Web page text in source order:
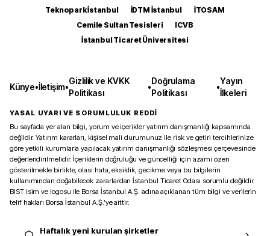
Teknopark İstanbul
İDTM İstanbul
İTOSAM
Cemile Sultan Tesisleri
ICVB
İstanbul Ticaret Üniversitesi
Künye•İletişim•
Gizlilik ve KVKK
Politikası
•
Doğrulama
Politikası
•
Yayın
İlkeleri
YASAL UYARI VE SORUMLULUK REDDİ
Bu sayfada yer alan bilgi, yorum ve içerikler yatırım danışmanlığı kapsamında
değildir. Yatırım kararları, kişisel mali durumunuz ile risk ve getiri tercihlerinize
göre yetkili kurumlarla yapılacak yatırım danışmanlığı sözleşmesi çerçevesinde
değerlendirilmelidir. İçeriklerin doğruluğu ve güncelliği için azami özen
gösterilmekle birlikte, olası hata, eksiklik, gecikme veya bu bilgilerin
kullanımından doğabilecek zararlardan İstanbul Ticaret Odası sorumlu değildir.
BIST isim ve logosu ile Borsa İstanbul A.Ş. adına açıklanan tüm bilgi ve verilerin
telif hakları Borsa İstanbul A.Ş.’ye aittir.
Haftalık yeni kurulan şirketler